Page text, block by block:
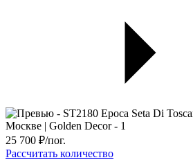
25 700 ₽/пог.
Рассчитать количество